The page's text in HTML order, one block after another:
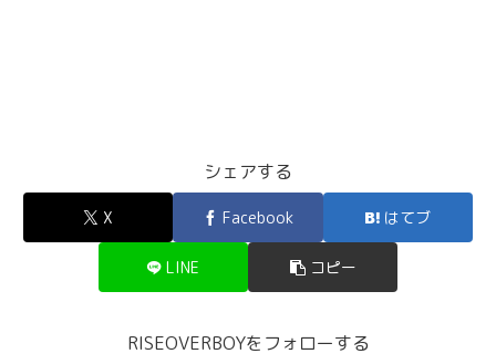
シェアする
X Facebook はてブ
LINE コピー
RISEOVERBOYをフォローする